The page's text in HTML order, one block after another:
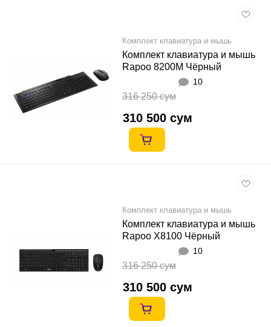
Комплект клавиатура и мышь
Комплект клавиатура и мышь
Rapoo 8200M Чёрный
10
316 250 сум
310 500 сум
Комплект клавиатура и мышь
Комплект клавиатура и мышь
Rapoo X8100 Чёрный
10
316 250 сум
310 500 сум